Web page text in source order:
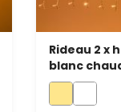
Rideau 2 x
blanc